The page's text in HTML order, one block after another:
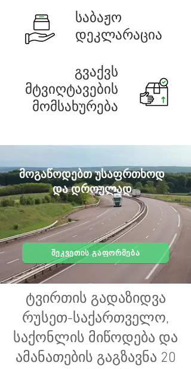
საბაჟო
დეკლარაცია
გვაქვს
მტვიღტავების
მომსახურება
მოგაწოდებთ უსაფრთხოდ
და დროულად
ᲨᲔᲙᲕᲔᲗᲘᲡ ᲒᲐᲤᲝᲠᲛᲔᲑᲐ
ტვირთის გადაზიდვა
რუსეთ-საქართველო,
საქონლის მიწოდება და
ამანათების გაგზავნა 20